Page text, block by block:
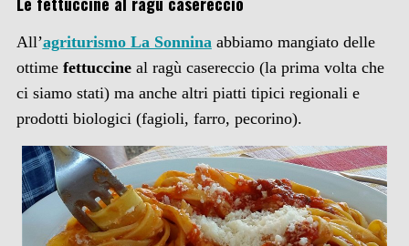
All’agriturismo La Sonninaabbiamo mangiato delle
ottime fettuccine al ragù casereccio (la prima volta che
ci siamo stati) ma anche altri piatti tipici regionali e
prodotti biologici (fagioli, farro, pecorino).